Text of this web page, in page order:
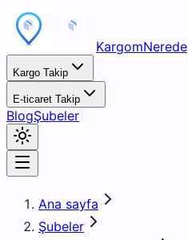
KargomNerede
Kargo Takip
E-ticaret Takip
BlogŞubeler
Ana sayfa
Şubeler